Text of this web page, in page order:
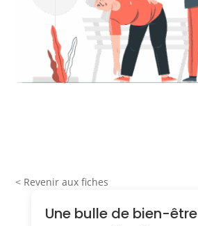
< Revenir aux fiches
Une bulle de bien-être